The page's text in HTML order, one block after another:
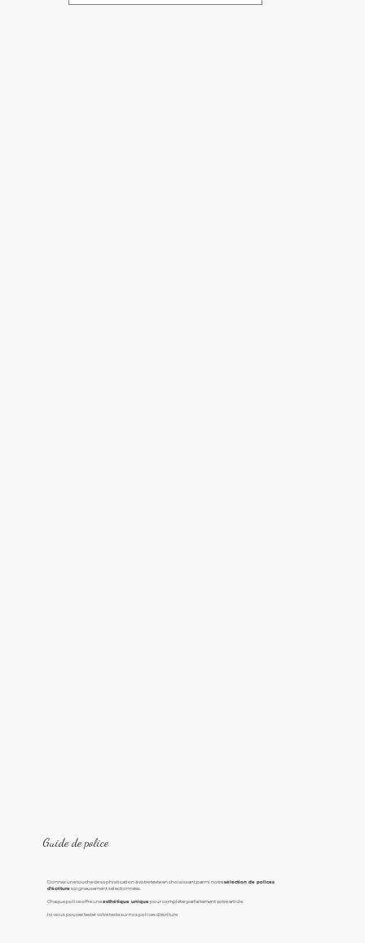
Guide de police
Donnez une touche de sophistication à votre texte en choisissant parmi notresélection de polices
d'écrituresoigneusement sélectionnées.
Chaque police offre uneesthétique uniquepour compléter parfaitement votre article.
Ici vous pouvez tester votre texte sur nos polices d'écriture